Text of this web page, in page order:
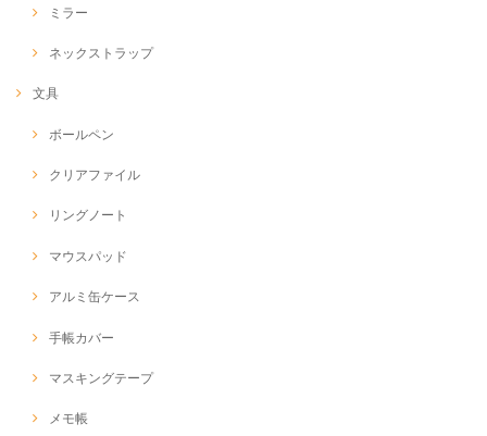
ミラー
ネックストラップ
文具
ボールペン
クリアファイル
リングノート
マウスパッド
アルミ缶ケース
手帳カバー
マスキングテープ
メモ帳